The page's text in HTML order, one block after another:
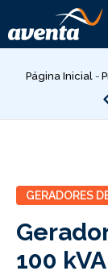
para
o
conteúdoPágina Inicial -
GERADORES
100 kVA